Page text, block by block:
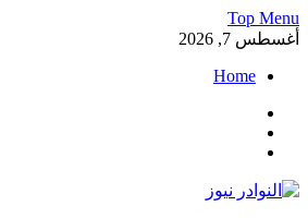
Skip
to
Top Menu
أغسطس 7, 2026
Home